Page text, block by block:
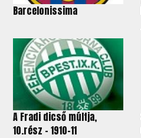
Barcelonissima
A Fradi dicső múltja,
10.rész - 1910-11